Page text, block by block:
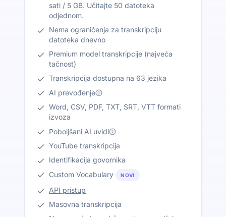
sati / 5 GB. Učitajte 50 datoteka
odjednom.
Nema ograničenja za transkripciju
datoteka dnevno
Premium model transkripcije (najveća
tačnost)
Transkripcija dostupna na 63 jezika
AI prevođenje
Word, CSV, PDF, TXT, SRT, VTT formati
izvoza
Poboljšani AI uvidi
YouTube transkripcija
Identifikacija govornika
Custom Vocabulary
NOVI
API pristup
Masovna transkripcija